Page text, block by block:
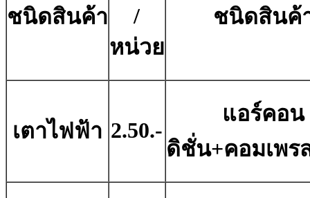
ชนิดสินค้า
/
หน่วย
ชนิดสินค้
เตาไฟฟ้า 2.50.-
แอร์คอน
ดิชั่น+คอมเพร